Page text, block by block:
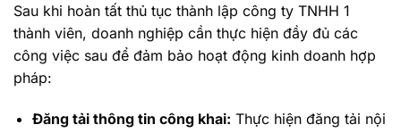
Sau khi hoàn tất thủ tục thành lập công ty TNHH 1
thành viên, doanh nghiệp cần thực hiện đầy đủ các
công việc sau để đảm bảo hoạt động kinh doanh hợp
pháp:
Đăng tải thông tin công khai: Thực hiện đăng tải nội